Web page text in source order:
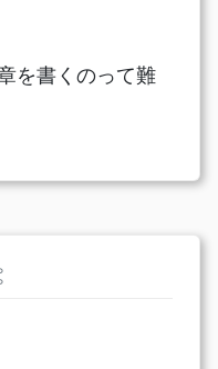
を書くのって難